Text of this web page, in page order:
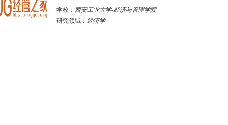
学校： 西安工业大学-经济与管理学院
研究领域： 经济学
立即咨询
戴稳胜 北京市